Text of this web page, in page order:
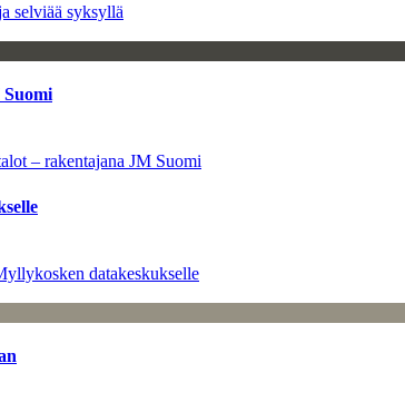
selviää syksyllä
– rakentajana JM Suomi
datakeskukselle